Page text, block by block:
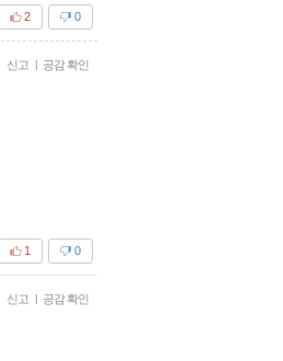
0
2
신고 | 공감 확인
0
1
신고 | 공감 확인